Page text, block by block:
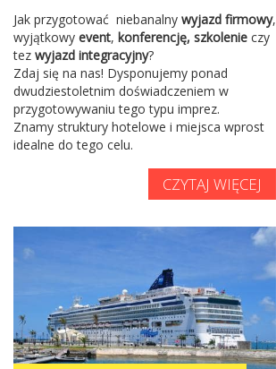
Jak przygotować niebanalny wyjazd firmowy,
wyjątkowy event, konferencję, szkolenie czy
tez wyjazd integracyjny?
Zdaj się na nas! Dysponujemy ponad
dwudziestoletnim doświadczeniem w
przygotowywaniu tego typu imprez.
Znamy struktury hotelowe i miejsca wprost
idealne do tego celu.
CZYTAJ WIĘCEJ